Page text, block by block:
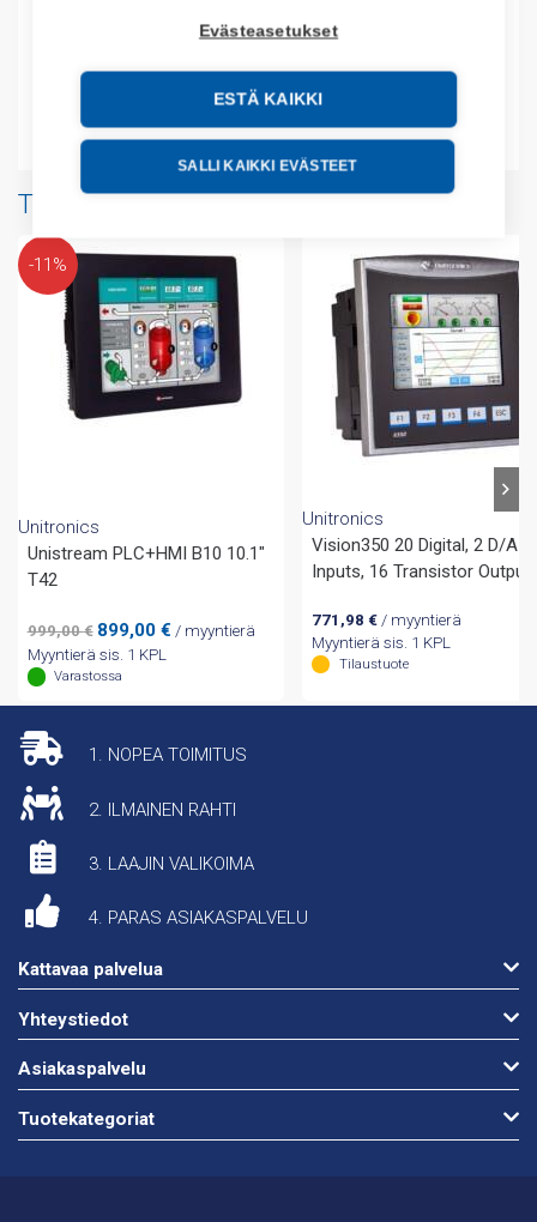
Evästeasetukset
ESTÄ KAIKKI
SALLI KAIKKI EVÄSTEET
Lisätiedot
Liitteet
Tuotteita samalta valmistajalta
-11%
Unitronics
Unistream PLC+HMI B10 10.1″
T42
999,00€ Alkuperäinen
hinta
oli:
899,00 €Nykyinen
/ myyntierä
Myyntierä sis. 1 KPL
Varastossa
Unitronics
Vision350 20 Digital, 2 D/A
Inputs, 16 Transistor
771,98 € / myyntierä
Myyntierä sis. 1 KPL
Tilaustuote
1. NOPEA TOIMITUS
2. ILMAINEN RAHTI
3. LAAJIN VALIKOIMA
4. PARAS ASIAKASPALVELU
Kattavaa palvelua
Yhteystiedot
Asiakaspalvelu
Tuotekategoriat